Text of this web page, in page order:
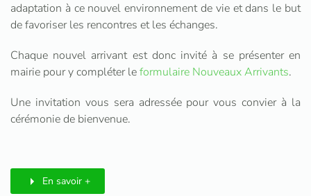
adaptation à ce nouvel environnement de vie et dans le but
de favoriser les rencontres et les échanges.
Chaque nouvel arrivant est donc invité à se présenter en
mairie pour y compléter leformulaire Nouveaux Arrivants.
Une invitation vous sera adressée pour vous convier à la
cérémonie de bienvenue.
En savoir +